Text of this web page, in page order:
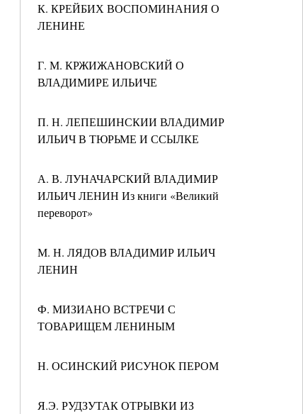
К. КРЕЙБИХ ВОСПОМИНАНИЯ О
ЛЕНИНЕ
Г. М. КРЖИЖАНОВСКИЙ О
ВЛАДИМИРЕ ИЛЬИЧЕ
П. Н. ЛЕПЕШИНСКИИ ВЛАДИМИР
ИЛЬИЧ В ТЮРЬМЕ И ССЫЛКЕ
А. В. ЛУНАЧАРСКИЙ ВЛАДИМИР
ИЛЬИЧ ЛЕНИН Из книги «Великий
переворот»
М. Н. ЛЯДОВ ВЛАДИМИР ИЛЬИЧ
ЛЕНИН
Ф. МИЗИАНО ВСТРЕЧИ С
ТОВАРИЩЕМ ЛЕНИНЫМ
Н. ОСИНСКИЙ РИСУНОК ПЕРОМ
Я.Э. РУДЗУТАК ОТРЫВКИ ИЗ